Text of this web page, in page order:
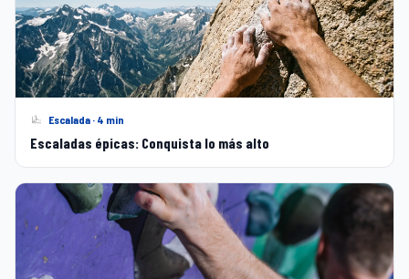
Escalada · 4 min
Escaladas épicas: Conquista lo más alto